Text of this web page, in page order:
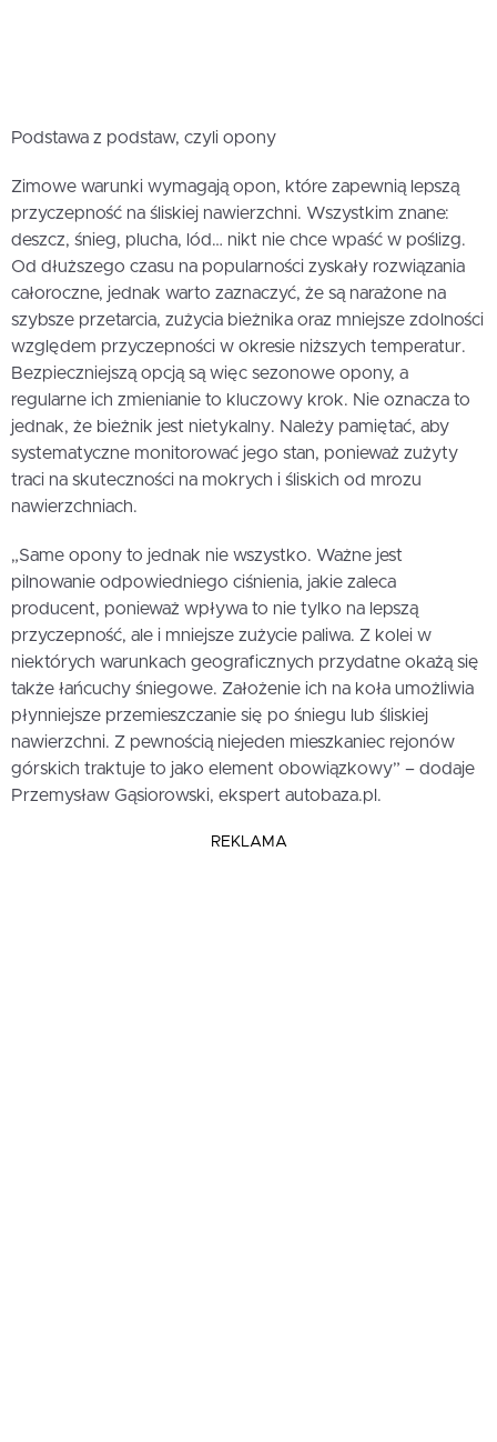
Podstawa z podstaw, czyli opony
Zimowe warunki wymagają opon, które zapewnią lepszą
przyczepność na śliskiej nawierzchni. Wszystkim znane:
deszcz, śnieg, plucha, lód… nikt nie chce wpaść w poślizg.
Od dłuższego czasu na popularności zyskały rozwiązania
całoroczne, jednak warto zaznaczyć, że są narażone na
szybsze przetarcia, zużycia bieżnika oraz mniejsze zdolności
względem przyczepności w okresie niższych temperatur.
Bezpieczniejszą opcją są więc sezonowe opony, a
regularne ich zmienianie to kluczowy krok. Nie oznacza to
jednak, że bieżnik jest nietykalny. Należy pamiętać, aby
systematyczne monitorować jego stan, ponieważ zużyty
traci na skuteczności na mokrych i śliskich od mrozu
nawierzchniach.
„Same opony to jednak nie wszystko. Ważne jest
pilnowanie odpowiedniego ciśnienia, jakie zaleca
producent, ponieważ wpływa to nie tylko na lepszą
przyczepność, ale i mniejsze zużycie paliwa. Z kolei w
niektórych warunkach geograficznych przydatne okażą się
także łańcuchy śniegowe. Założenie ich na koła umożliwia
płynniejsze przemieszczanie się po śniegu lub śliskiej
nawierzchni. Z pewnością niejeden mieszkaniec rejonów
górskich traktuje to jako element obowiązkowy” – dodaje
Przemysław Gąsiorowski, ekspert autobaza.pl.
REKLAMA